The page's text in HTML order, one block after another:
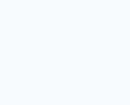
場合はオンライン参加です）
個人の裁量に任せています